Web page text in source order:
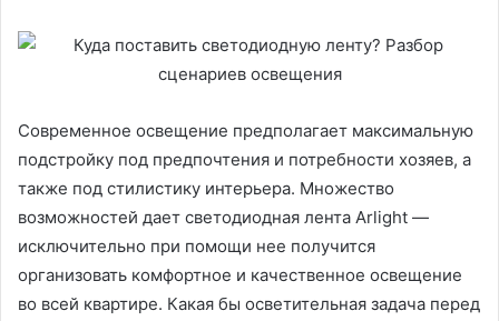
Современное освещение предполагает максимальную
подстройку под предпочтения и потребности хозяев, а
также под стилистику интерьера. Множество
возможностей дает светодиодная лента Arlight —
исключительно при помощи нее получится
организовать комфортное и качественное освещение
во всей квартире. Какая бы осветительная задача перед